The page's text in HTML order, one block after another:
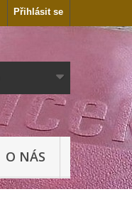
Přihlásit se
O NÁS